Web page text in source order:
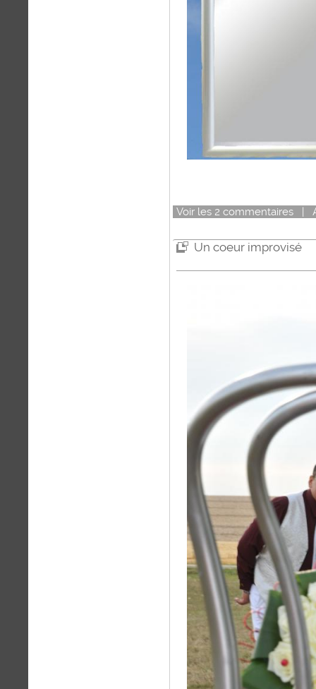
Voir les 2 commentaires |
Un coeur improvisé